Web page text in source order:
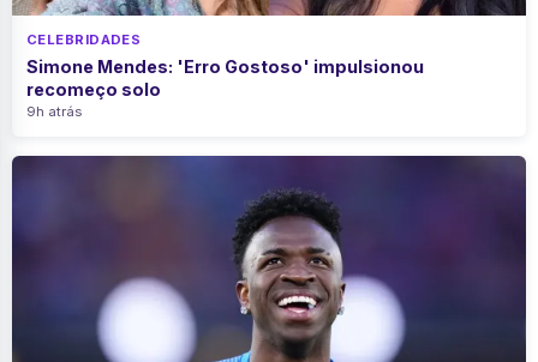
CELEBRIDADES
Simone Mendes: 'Erro Gostoso' impulsionou
recomeço solo
9h atrás